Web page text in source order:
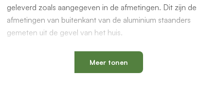
geleverd zoals aangegeven in de afmetingen. Dit zijn de
afmetingen van buitenkant van de aluminium staanders
gemeten uit de gevel van het huis.
De overkapping is ook geschikt voor glazen schuifwanden
om een prachtige serre te maken. Dit en andere accessoires
vindt je bij de gerelateerde producten hieronder op deze
Meer tonen